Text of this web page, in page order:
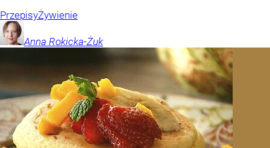
PrzepisyŻywienie
Anna Rokicka-Żuk